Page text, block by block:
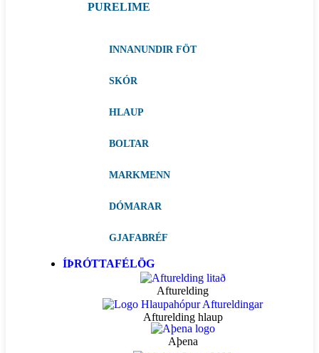
PURELIME
INNANUNDIR FÖT
SKÓR
HLAUP
BOLTAR
MARKMENN
DÓMARAR
GJAFABRÉF
ÍÞRÓTTAFÉLÖG
Afturelding
Afturelding hlaup
Aþena